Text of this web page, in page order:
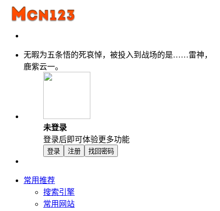
无暇为五条悟的死哀悼，被投入到战场的是……雷神，
鹿紫云一。
未登录
登录后即可体验更多功能
登录 注册 找回密码
常用推荐
搜索引擎
常用网站